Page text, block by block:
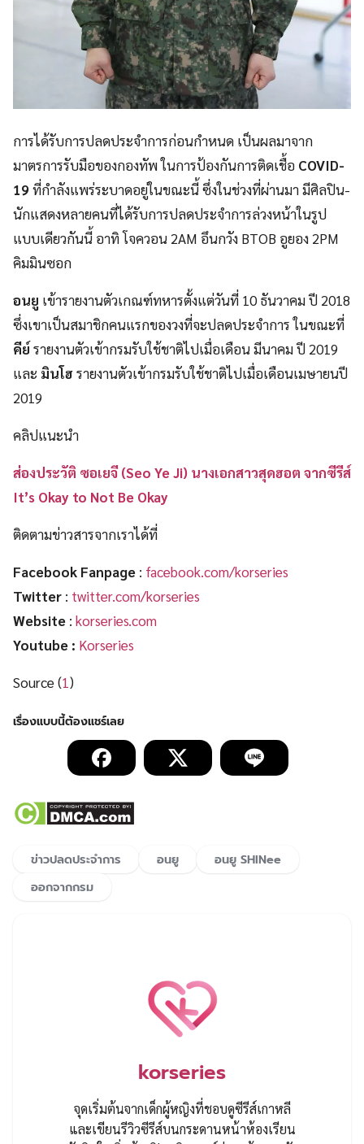
การได้รับการปลดประจำการก่อนกำหนด เป็นผลมาจาก
มาตรการรับมือของกองทัพ ในการป้องกันการติดเชื้อ COVID-
19ที่กำลังแพร่ระบาดอยู่ในขณะนี้ ซึ่งในช่วงที่ผ่านมา มีศิลปิน-
นักแสดงหลายคนที่ได้รับการปลดประจำการล่วงหน้าในรูป
แบบเดียวกันนี้ อาทิ โจควอน 2AM อึนกวัง BTOB อูยอง 2PM
คิมมินซอก
อนยู เข้ารายงานตัวเกณฑ์ทหารตั้งแต่วันที่ 10 ธันวาคม ปี 2018
ซึ่งเขาเป็นสมาชิกคนแรกของวงที่จะปลดประจำการ ในขณะที่
คีย์รายงานตัวเข้ากรมรับใช้ชาติไปเมื่อเดือน มีนาคม ปี 2019
และ มินโฮรายงานตัวเข้ากรมรับใช้ชาติไปเมื่อเดือนเมษายนปี
2019
คลิปแนะนำ
ส่องประวัติ ซอเยจี (Seo Ye Ji) นางเอกสาวสุดฮอต จากซีรีส์
It’s Okay to Not Be Okay
ติดตามข่าวสารจากเราได้ที่
Facebook Fanpage : facebook.com/korseries
Twitter : twitter.com/korseries
Website : korseries.com
Youtube : Korseries
Source (1)
ข่าวปลดประจำการ อนยู
อนยู SHINee
ออกจากกรม
korseries
จุดเริ่มต้นจากเด็กผู้หญิงที่ชอบดูซีรีส์เกาหลี
และเขียนรีวิวซีรีส์บนกระดานหน้าห้องเรียน